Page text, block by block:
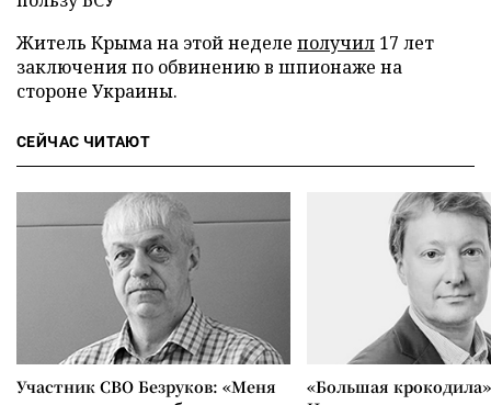
Житель Крыма на этой неделе получил 17 лет
заключения по обвинению в шпионаже на
стороне Украины.
СЕЙЧАС ЧИТАЮТ
Участник СВО Безруков: «Меня
«Большая